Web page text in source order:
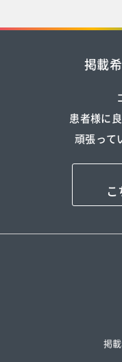
掲載
患者様に
頑張って
こ
掲